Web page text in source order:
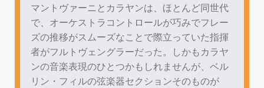
マントヴァーニとカラヤンは、ほとんど同世代
で、オーケストラコントロールが巧みでフレー
ズの推移がスムーズなことで際立っていた指揮
者がフルトヴェングラーだった。しかもカラヤ
ンの音楽表現のひとつかもしれませんが、ベル
リン・フィルの弦楽器セクションそのものが